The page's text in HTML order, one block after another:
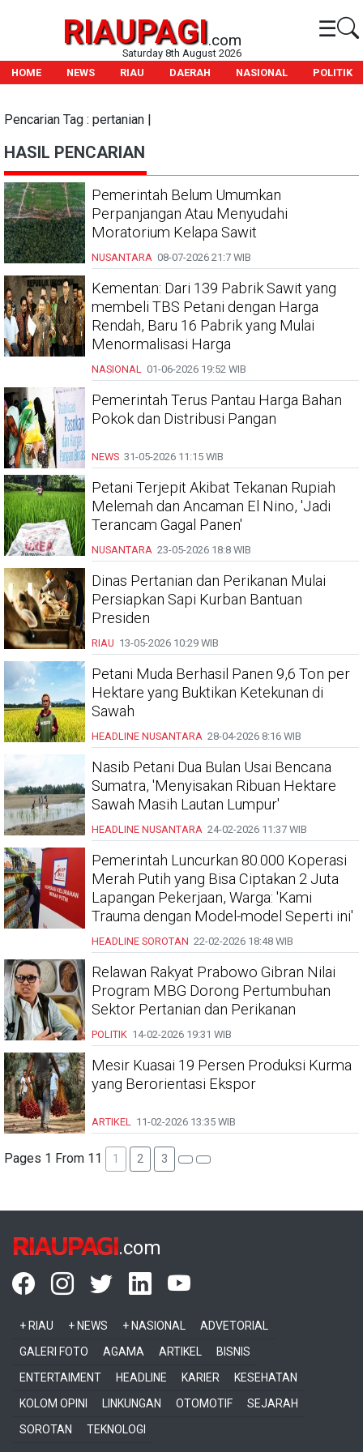
RIAUPAGI.com ☰
Saturday 8th August 2026
HOME
NEWS RIAU DAERAH NASIONAL POLITIK
Pencarian Tag : pertanian |
HASIL PENCARIAN
Pemerintah Belum Umumkan
Perpanjangan Atau Menyudahi
Moratorium Kelapa Sawit
NUSANTARA 08-07-2026 21:7 WIB
Kementan: Dari 139 Pabrik Sawit yang
membeli TBS Petani dengan Harga
Rendah, Baru 16 Pabrik yang Mulai
Menormalisasi Harga
NASIONAL 01-06-2026 19:52 WIB
Pemerintah Terus Pantau Harga Bahan
Pokok dan Distribusi Pangan
NEWS 31-05-2026 11:15 WIB
Petani Terjepit Akibat Tekanan Rupiah
Melemah dan Ancaman El Nino, 'Jadi
Terancam Gagal Panen'
NUSANTARA 23-05-2026 18:8 WIB
Dinas Pertanian dan Perikanan Mulai
Persiapkan Sapi Kurban Bantuan
Presiden
RIAU 13-05-2026 10:29 WIB
Petani Muda Berhasil Panen 9,6 Ton per
Hektare yang Buktikan Ketekunan di
Sawah
HEADLINE NUSANTARA 28-04-2026 8:16 WIB
Nasib Petani Dua Bulan Usai Bencana
Sumatra, 'Menyisakan Ribuan Hektare
Sawah Masih Lautan Lumpur'
HEADLINE NUSANTARA 24-02-2026 11:37 WIB
Pemerintah Luncurkan 80.000 Koperasi
Merah Putih yang Bisa Ciptakan 2 Juta
Lapangan Pekerjaan, Warga: 'Kami
Trauma dengan Model-model Seperti ini'
HEADLINE SOROTAN 22-02-2026 18:48 WIB
Relawan Rakyat Prabowo Gibran Nilai
Program MBG Dorong Pertumbuhan
Sektor Pertanian dan Perikanan
POLITIK 14-02-2026 19:31 WIB
Mesir Kuasai 19 Persen Produksi Kurma
yang Berorientasi Ekspor
ARTIKEL 11-02-2026 13:35 WIB
Pages 1 From 11 1 2 3
RIAUPAGI.com
+ RIAU + NEWS + NASIONAL
ADVETORIAL
GALERI FOTO
AGAMA ARTIKEL
BISNIS
ENTERTAIMENT
HEADLINE KARIER
KESEHATAN
KOLOM OPINI
LINKUNGAN OTOMOTIF
SEJARAH
SOROTAN
TEKNOLOGI